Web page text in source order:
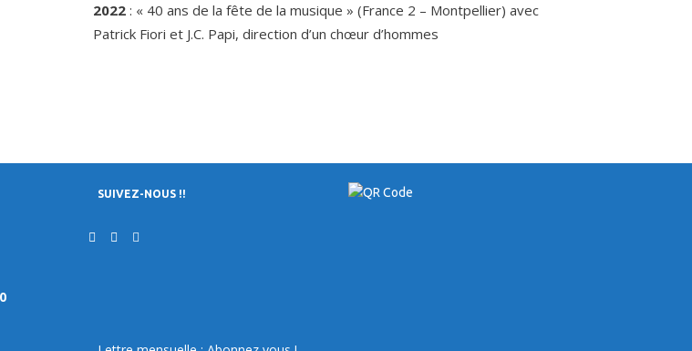
2022 : « 40 ans de la fête de la musique » (France 2 – Montpellier) avec
Patrick Fiori et J.C. Papi, direction d’un chœur d’hommes
SUIVEZ-NOUS !!